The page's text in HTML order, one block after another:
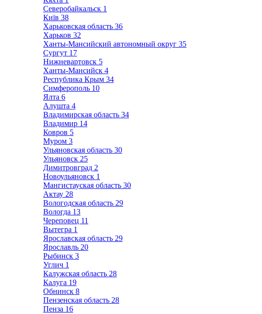
Северобайкальск 1
Київ 38
Харьковская область 36
Харьков 32
Ханты-Мансийский автономный округ 35
Сургут 17
Нижневартовск 5
Ханты-Мансийск 4
Республика Крым 34
Симферополь 10
Ялта 6
Алушта 4
Владимирская область 34
Владимир 14
Ковров 5
Муром 3
Ульяновская область 30
Ульяновск 25
Димитровград 2
Новоульяновск 1
Мангистауская область 30
Актау 28
Вологодская область 29
Вологда 13
Череповец 11
Вытегра 1
Ярославская область 29
Ярославль 20
Рыбинск 3
Углич 1
Калужская область 28
Калуга 19
Обнинск 8
Пензенская область 28
Пенза 16